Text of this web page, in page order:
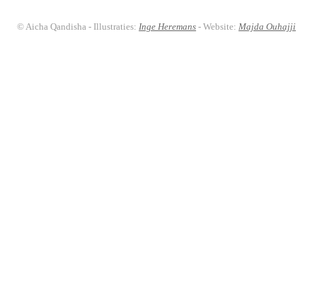
© Aicha Qandisha - Illustraties:Inge Heremans - Website:Majda Ouhajji